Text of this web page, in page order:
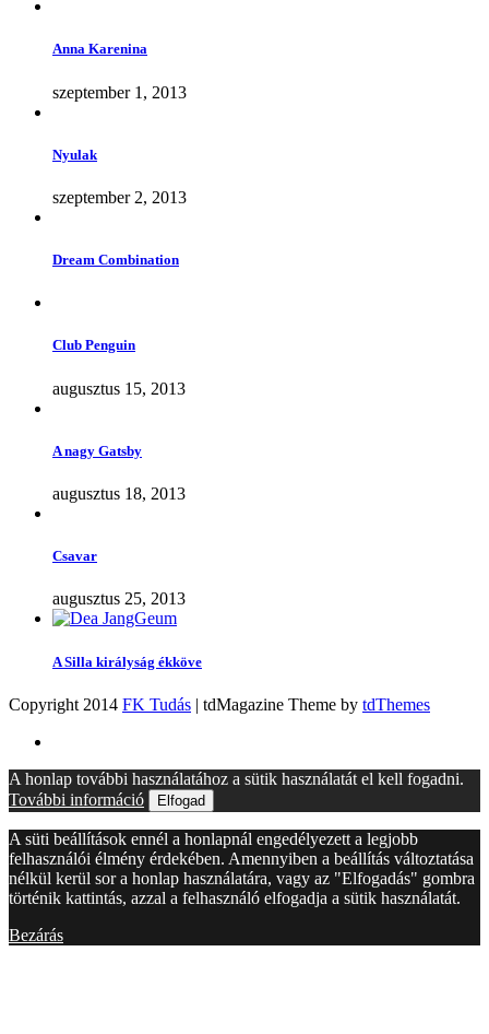
Anna Karenina
szeptember 1, 2013
Nyulak
szeptember 2, 2013
Dream Combination
Club Penguin
augusztus 15, 2013
A nagy Gatsby
augusztus 18, 2013
Csavar
augusztus 25, 2013
A Silla királyság ékköve
Copyright 2014 FK Tudás | tdMagazine Theme by tdThemes
A honlap további használatához a sütik használatát el kell fogadni.
További információ
Elfogad
A süti beállítások ennél a honlapnál engedélyezett a legjobb
felhasználói élmény érdekében. Amennyiben a beállítás változtatása
nélkül kerül sor a honlap használatára, vagy az "Elfogadás" gombra
történik kattintás, azzal a felhasználó elfogadja a sütik használatát.
Bezárás